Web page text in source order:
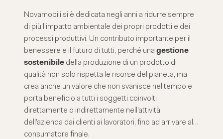
Novamobili si è dedicata negli anni a ridurre sempre
di più l’impatto ambientale dei propri prodotti e dei
processi produttivi. Un contributo importante per il
benessere e il futuro di tutti, perché una gestione
sostenibile della produzione di un prodotto di
qualità non solo rispetta le risorse del pianeta, ma
crea anche un valore che non svanisce nel tempo e
porta beneficio a tutti i soggetti coinvolti
direttamente o indirettamente nell’attività
dell’azienda dai clienti ai lavoratori, fino ad arrivare al
consumatore finale.